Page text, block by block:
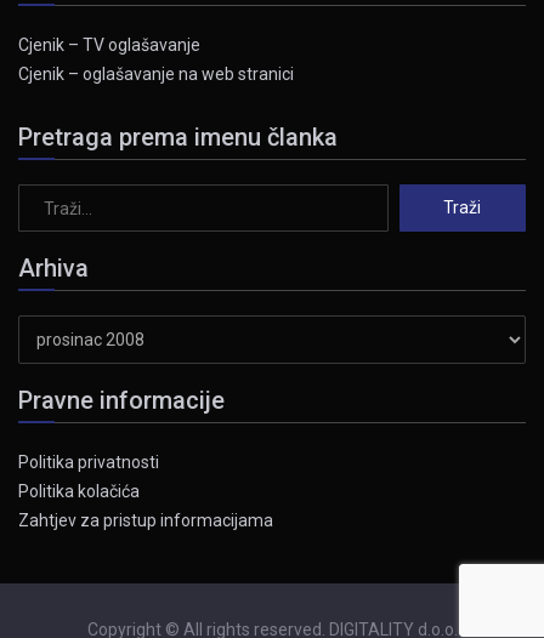
Cjenik – TV oglašavanje
Cjenik – oglašavanje na web stranici
Pretraga prema imenu članka
Arhiva
Pravne informacije
Politika privatnosti
Politika kolačića
Zahtjev za pristup informacijama
Copyright © All rights reserved. DIGITALITY d.o.o.